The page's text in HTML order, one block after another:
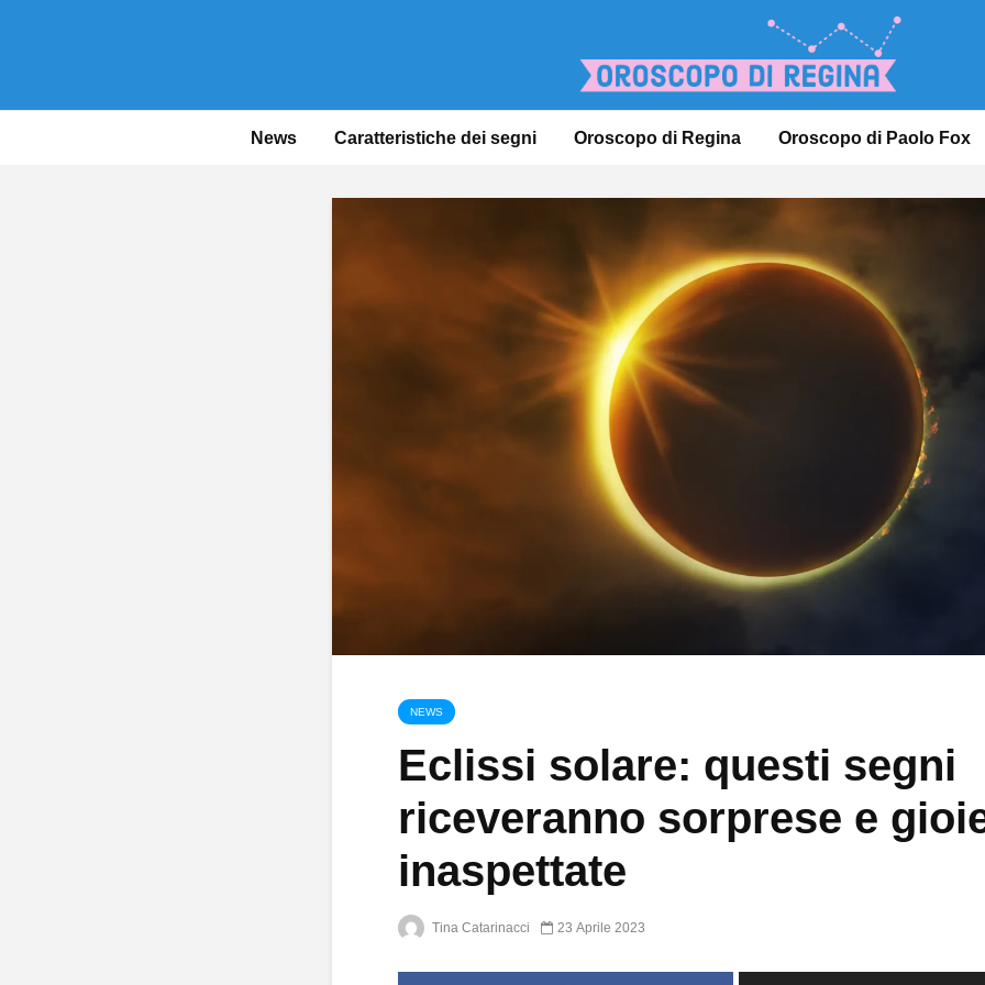
News Caratteristiche dei segni Oroscopo di Regina Oroscopo di Paolo Fox
NEWS
Eclissi solare: questi segni
riceveranno sorprese e
inaspettate
Tina Catarinacci 23 Aprile 2023